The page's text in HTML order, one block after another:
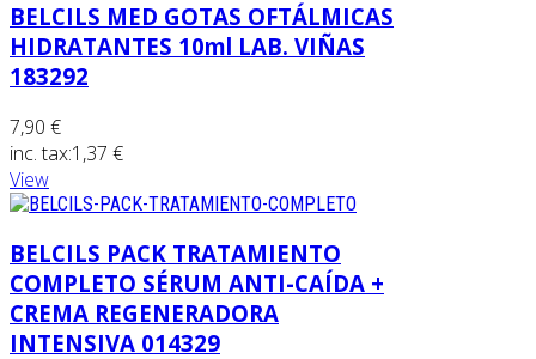
BELCILS MED GOTAS OFTÁLMICAS
HIDRATANTES 10ml LAB. VIÑAS
183292
7,90 €
inc. tax:1,37 €
View
BELCILS PACK TRATAMIENTO
COMPLETO SÉRUM ANTI-CAÍDA +
CREMA REGENERADORA
INTENSIVA 014329